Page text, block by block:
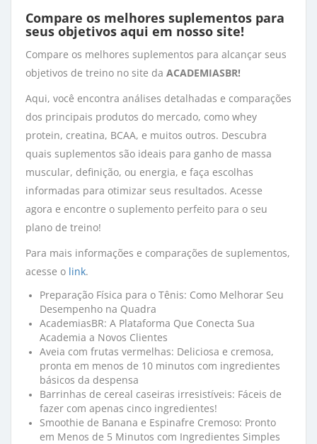
Compare os melhores suplementos para
seus objetivos aqui em nosso site!
Compare os melhores suplementos para alcançar seus
objetivos de treino no site da ACADEMIASBR!
Aqui, você encontra análises detalhadas e comparações
dos principais produtos do mercado, como whey
protein, creatina, BCAA, e muitos outros. Descubra
quais suplementos são ideais para ganho de massa
muscular, definição, ou energia, e faça escolhas
informadas para otimizar seus resultados. Acesse
agora e encontre o suplemento perfeito para o seu
plano de treino!
Para mais informações e comparações de suplementos,
acesse o link.
Preparação Física para o Tênis: Como Melhorar Seu
Desempenho na Quadra
AcademiasBR: A Plataforma Que Conecta Sua
Academia a Novos Clientes
Aveia com frutas vermelhas: Deliciosa e cremosa,
pronta em menos de 10 minutos com ingredientes
básicos da despensa
Barrinhas de cereal caseiras irresistíveis: Fáceis de
fazer com apenas cinco ingredientes!
Smoothie de Banana e Espinafre Cremoso: Pronto
em Menos de 5 Minutos com Ingredientes Simples